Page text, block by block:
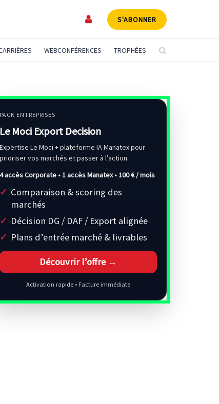
S'ABONNER
WEBCONFÉRENCES TROPHÉES
PACK ENTREPRISES
Le Moci Export Decision
Expertise Le Moci + plateforme IA Manatex pour
prioriser vos marchés et passer à l’action.
4 accès Corporate • 1 accès Manatex •100 € / mois
Comparaison & scoring des
marchés
Décision DG / DAF / Export alignée
Plans d’entrée marché & livrables
Découvrir l’offre →
Activation rapide • Facture immédiate